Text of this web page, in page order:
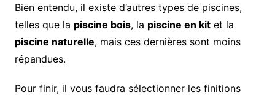
Bien entendu, il existe d’autres types de piscines,
telles que la piscine bois, la piscine en kitet la
piscine naturelle, mais ces dernières sont moins
répandues.
Pour finir, il vous faudra sélectionner les finitions